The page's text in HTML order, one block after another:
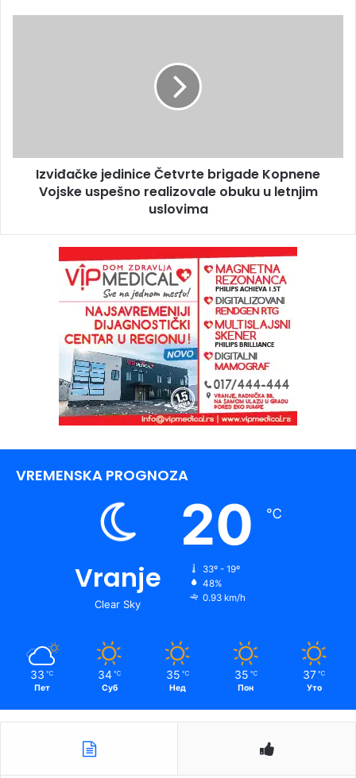
Izviđačke jedinice Četvrte brigade Kopnene
Vojske uspešno realizovale obuku u letnjim
uslovima
VREMENSKA PROGNOZA
Vranje
Clear Sky
20 ℃
33º - 19º
48%
0.93 km/h
33 ℃
Пет
34 ℃
Суб
35 ℃
Нед
35 ℃
Пон
37 ℃
Уто